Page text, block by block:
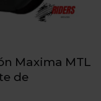
Maxima MTL
de